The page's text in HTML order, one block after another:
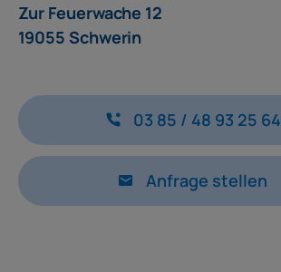
Zur Feuerwache 12
19055 Schwerin
03 85 / 48 93 25 64
Anfrage stellen